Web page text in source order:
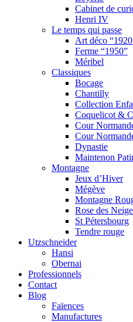
Cabinet de
Henri IV
Le temps qui passe
Art déco
Ferme “1950”
Méribel
Classiques
Bocage
Chantilly
Collection
Coquelicot &
Cour
Cour
Dynastie
Maintenon
Montagne
Jeux d’Hiver
Mégève
Montagne
Rose des
St Pétersbourg
Tendre rouge
Utzschneider
Hansi
Obernai
Professionnels
Contact
Blog
Faïences
Manufactures